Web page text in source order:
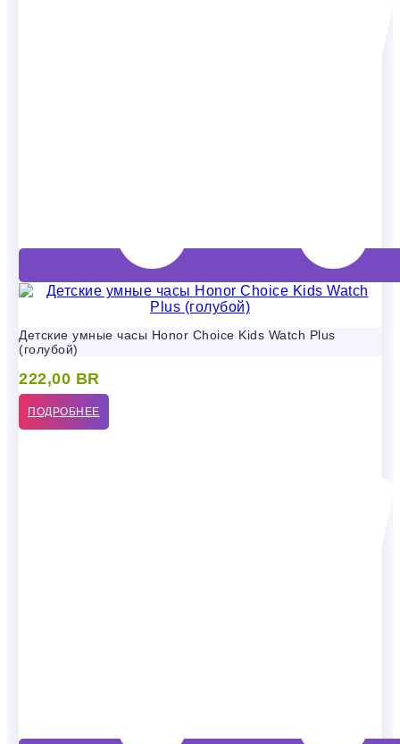
Детские умные часы Honor Choice Kids Watch Plus
(голубой)
222,00 BR
ПОДРОБНЕЕ